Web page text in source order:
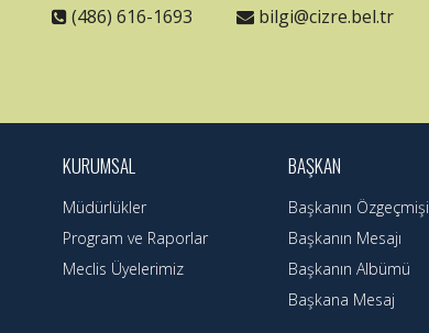
(486) 616-1693 bilgi@cizre.bel.tr
KURUMSAL
Müdürlükler
Program ve Raporlar
Meclis Üyelerimiz
BAŞKAN
Başkanın Özgeçmişi
Başkanın Mesajı
Başkanın Albümü
Başkana Mesaj